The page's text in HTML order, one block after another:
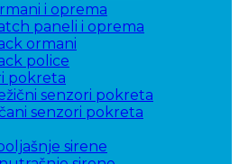
i oprema
paneli i oprema
ormani
police
pokreta
senzori pokreta
senzori pokreta
sirene